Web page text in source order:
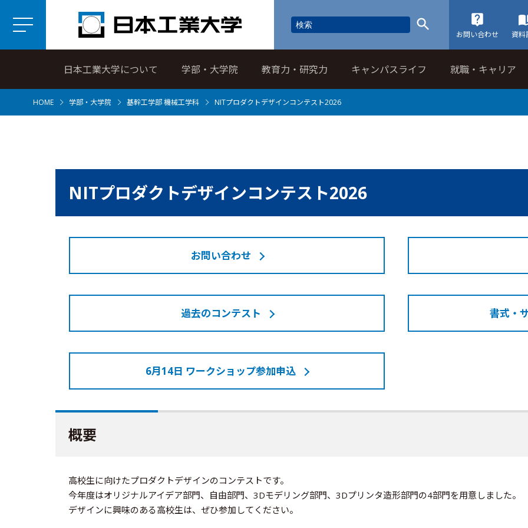
お問い合わせ 資料
日本工業大学について 学部・大学院 教育力・研究力 キャンパスライフ 就職・キャリア
HOME 学部・大学院 基幹工学部 機械工学科 NITプロダクトデザインコンテスト2026
NITプロダクトデザインコンテスト2026
お問い合わせ
過去のコンテスト 書式・
6月14日 ワークショップ参加申込
概要
高校生に向けたプロダクトデザインのコンテストです。
今年度はオリジナルアイデア部門、自由部門、3Dモデリング部門、3Dプリンタ造形部門の4部門を用意しました。
デザインに興味のある高校生は、ぜひ参加してください。